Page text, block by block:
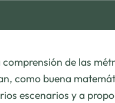
de las
como buena
escenarios y a